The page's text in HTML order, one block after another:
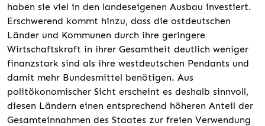
haben sie viel in den landeseigenen Ausbau investiert.
Erschwerend kommt hinzu, dass die ostdeutschen
Länder und Kommunen durch ihre geringere
Wirtschaftskraft in ihrer Gesamtheit deutlich weniger
finanzstark sind als ihre westdeutschen Pendants und
damit mehr Bundesmittel benötigen. Aus
politökonomischer Sicht erscheint es deshalb sinnvoll,
diesen Ländern einen entsprechend höheren Anteil der
Gesamteinnahmen des Staates zur freien Verwendung